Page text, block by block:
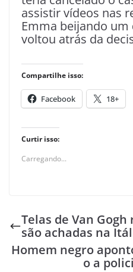
assistir vídeos nas
Emma beijando
voltou atrás da
Compartilhe isso:
Facebook 18+
Curtir isso:
Carregando...
Telas de Van
são achadas na
Homem negro
o a